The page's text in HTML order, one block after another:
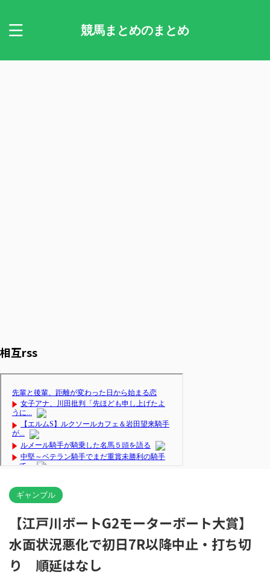
競馬まとめのまとめ
相互rss
ギャンブル
【江戸川ボートG2モーターボート大賞】
水面状況悪化で初日7R以降中止・打ち切
り 順延はなし